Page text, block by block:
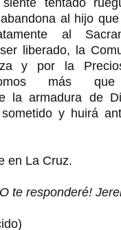
al hijo
al
liberado, la
y por la
más que
la armadura de
y huirá
en La Cruz.
te responderé!